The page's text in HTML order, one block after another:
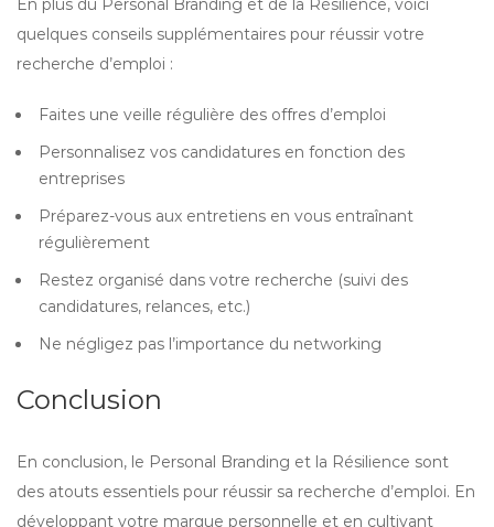
En plus du Personal Branding et de la Résilience, voici
quelques conseils supplémentaires pour réussir votre
recherche d’emploi :
Faites une veille régulière des offres d’emploi
Personnalisez vos candidatures en fonction des
entreprises
Préparez-vous aux entretiens en vous entraînant
régulièrement
Restez organisé dans votre recherche (suivi des
candidatures, relances, etc.)
Ne négligez pas l’importance du networking
Conclusion
En conclusion, le Personal Branding et la Résilience sont
des atouts essentiels pour réussir sa recherche d’emploi. En
développant votre marque personnelle et en cultivant